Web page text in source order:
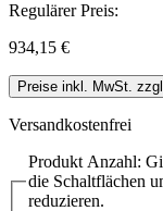
Regulärer Preis:
934,15 €
Preise inkl. MwSt.
Versandkostenfrei
Produkt Anzahl:
die Schaltflächen
reduzieren.